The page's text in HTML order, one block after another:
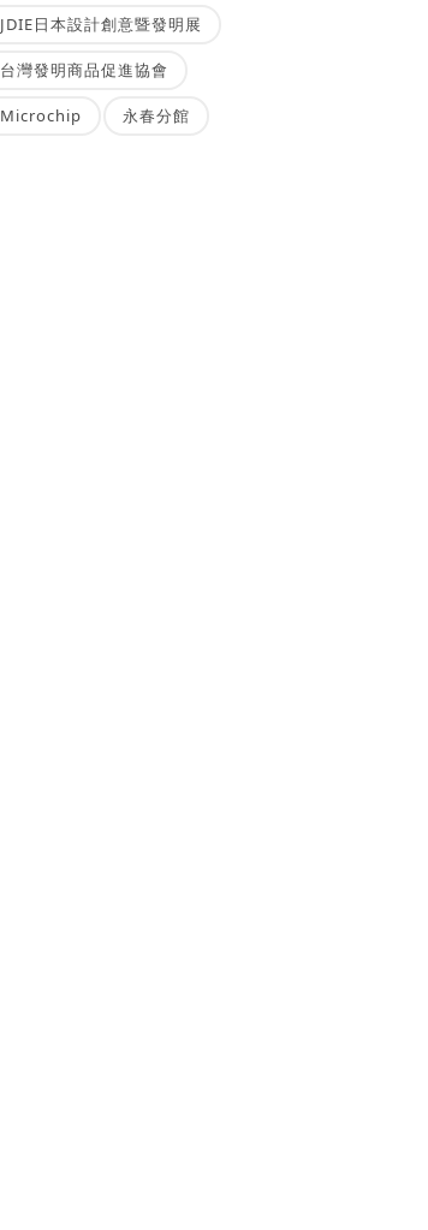
JDIE日本設計創意暨發明展
台灣發明商品促進協會
Microchip 永春分館